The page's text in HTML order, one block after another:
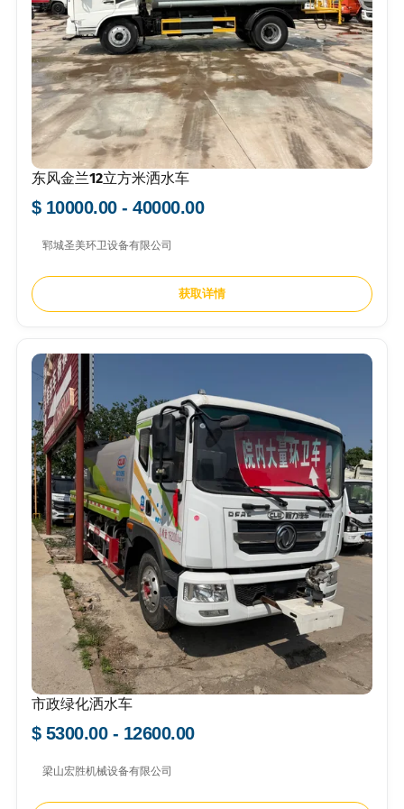
东风金兰12立方米洒水车
$ 10000.00 - 40000.00
郓城圣美环卫设备有限公司
获取详情
市政绿化洒水车
$ 5300.00 - 12600.00
梁山宏胜机械设备有限公司